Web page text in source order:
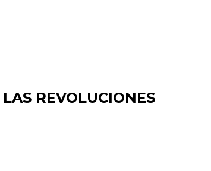
REVOLUCIONES